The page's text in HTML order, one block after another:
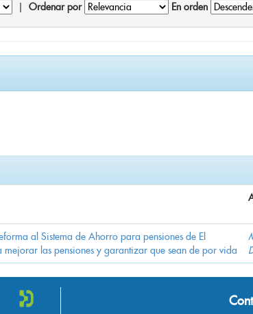
Ordenar por En orden
al Sistema de Ahorro para pensiones de El
las pensiones y garantizar que sean de por vida